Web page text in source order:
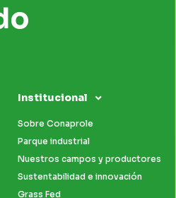
Institucional
Sobre Conaprole
Parque industrial
Nuestros campos y productores
Sustentabilidad e innovación
Grass Fed